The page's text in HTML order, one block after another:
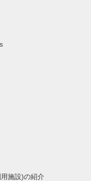
施設)の紹介